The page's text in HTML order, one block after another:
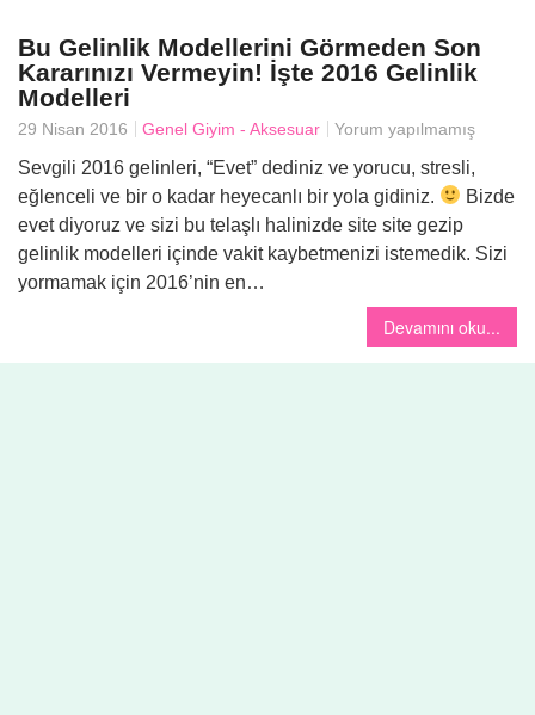
Yemek
Bu Gelinlik Modellerini Görmeden Son
Kararınızı Vermeyin! İşte 2016 Gelinlik
Modelleri
29 Nisan 2016 Genel Giyim - Aksesuar Yorum yapılmamış
Sevgili 2016 gelinleri, “Evet” dediniz ve yorucu, stresli,
eğlenceli ve bir o kadar heyecanlı bir yola gidiniz.
Bizde
evet diyoruz ve sizi bu telaşlı halinizde site site gezip
gelinlik modelleri içinde vakit kaybetmenizi istemedik. Sizi
yormamak için 2016’nin en…
Devamını oku...